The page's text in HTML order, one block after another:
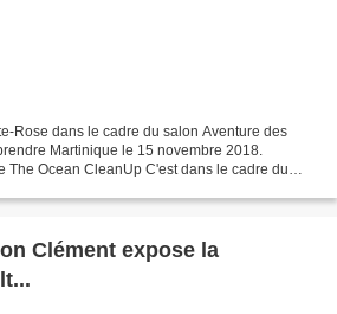
Rose dans le cadre du salon Aventure des
Martinique le 15 novembre 2018.
The Ocean CleanUp C'est dans le cadre du
Clément expose la